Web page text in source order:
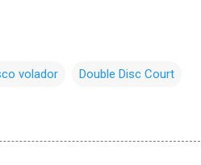
volador Double Disc Court